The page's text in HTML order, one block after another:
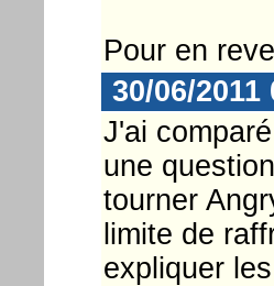
Pour en
30/06/2011
J'ai
une
tourner
limite de
expliquer